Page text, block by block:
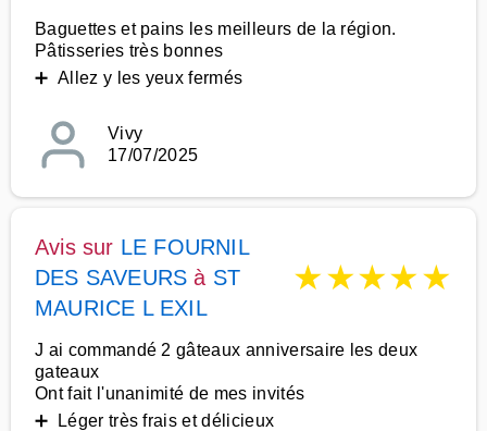
Baguettes et pains les meilleurs de la région.
Pâtisseries très bonnes
➕ Allez y les yeux fermés
Vivy
17/07/2025
Avis sur LE FOURNIL
DES SAVEURS à ST
MAURICE L EXIL
★★★★★
J ai commandé 2 gâteaux anniversaire les deux
gateaux
Ont fait l'unanimité de mes invités
➕ Léger très frais et délicieux